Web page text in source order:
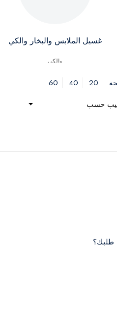
غسيل الملابس والبخار والكي
20
40
60
حسب
طلبك؟